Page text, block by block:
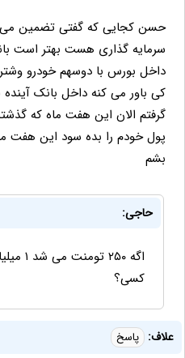
حسن کجایی که گفتی تضمین می
کی باور می کنه داخل بانک
گرفتم الان این هفت ماه که
پول خودم را بده سود این هفت
بشم
حاجی:
کسی؟
علاف: پاسخ